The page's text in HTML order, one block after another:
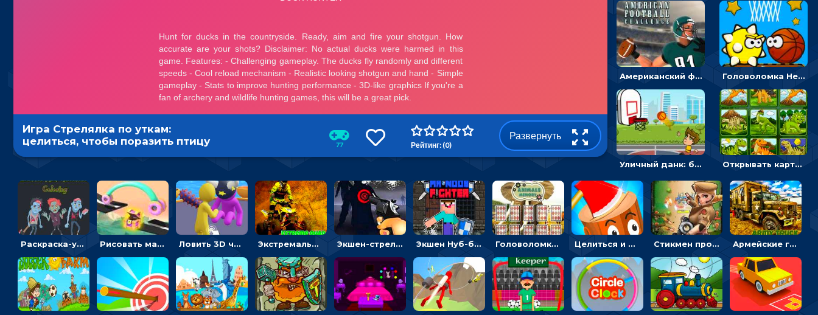
Американский футбол 3D: поймай мяч и останови атаку соперника Головоломка Невероятный баскетбол: проложить путь и отправить мяч в корзину
Уличный данк: бросать мяч в баскетбольное кольцо - спортивные Открывать картинки с динозаврами и складывать в пары по памяти - головоломка
Игра Стрелялка по уткам:
целиться, чтобы поразить птицу
77 Рейтинг: (0)
Развернуть
Раскраска-ужастик: разукрась зомби и скелетов Рисовать машину и выигрывать гонку - для мальчиков Ловить 3D человечком своего цвета и собирать драгоценности - гиперказуалка Экстремальные пазлы с квадроциклами: собирать крутые тачки Экшен-стрелялка по зомби: целиться и попадать в бегущих монстров Экшен Нуб-боец: прыгать через препятствия или бить врагов мечом Головоломка с животными: переворачивать карточки, чтобы находить пару Целиться и метать топор в 3D мишени Стикмен против Зомби: стрелять в зомби и развивать воина Армейские грузовики в пазлах: собери военную машину